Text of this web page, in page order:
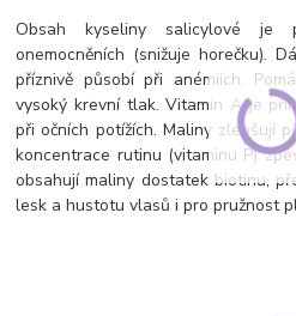
Obsah kyseliny salicylové je
onemocněních (snižuje horečku).
příznivě působí při anémiích.
vysoký krevní tlak. Vitamin A je
při očních potížích. Maliny zlepšují
koncentrace rutinu (vitaminu P)
obsahují maliny dostatek biotinu,
lesk a hustotu vlasů i pro pružnost